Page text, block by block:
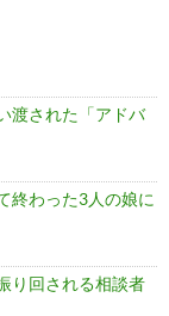
渡された「アドバ
終わった3人の娘に
り回される相談者